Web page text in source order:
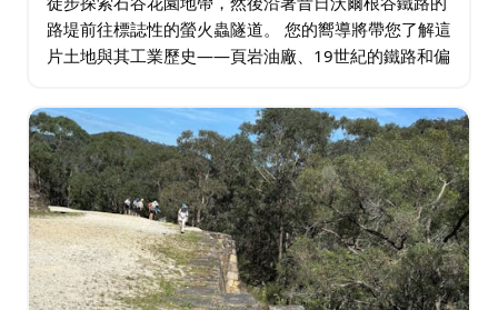
路堤前往標誌性的螢火蟲隧道。 您的嚮導將帶您了解這
片土地與其工業歷史——頁岩油廠、19世紀的鐵路和偏
形、令人嘆為觀止的景色、清涼的峽谷，如果條件允
許…